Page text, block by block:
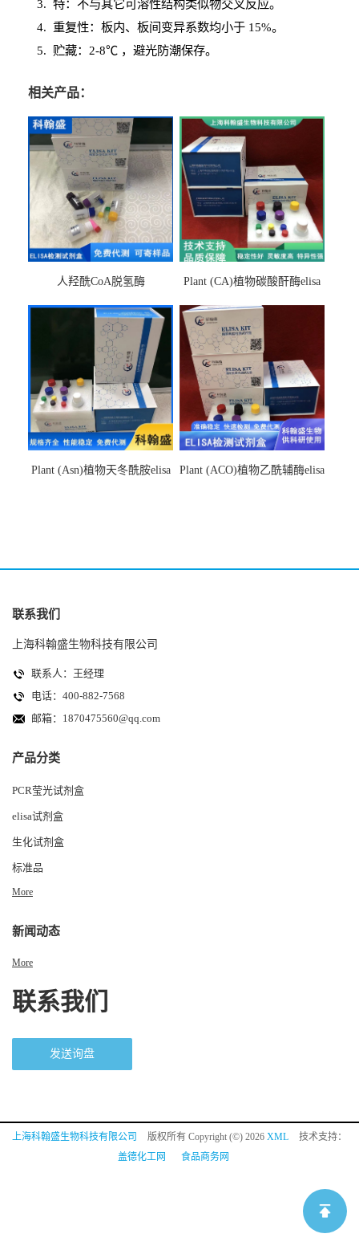
3. 特：不与其它可溶性结构类似物交叉反应。
4. 重复性：板内、板间变异系数均小于15%。
5. 贮藏：2-8℃ ，避光防潮保存。
相关产品：
人羟酰CoA脱氢酶
Plant (CA)植物碳酸酐酶elisa
Plant (Asn)植物天冬酰胺elisa
Plant (ACO)植物乙酰辅酶elisa
联系我们
上海科翰盛生物科技有限公司
联系人：王经理
电话：400-882-7568
邮箱： 1870475560@qq.com
产品分类
PCR莹光试剂盒
elisa试剂盒
生化试剂盒
标准品
More
新闻动态
More
联系我们
发送询盘
上海科翰盛生物科技有限公司 版权所有 Copyright (©) 2026 XML
技术支持：
盖德化工网
食品商务网